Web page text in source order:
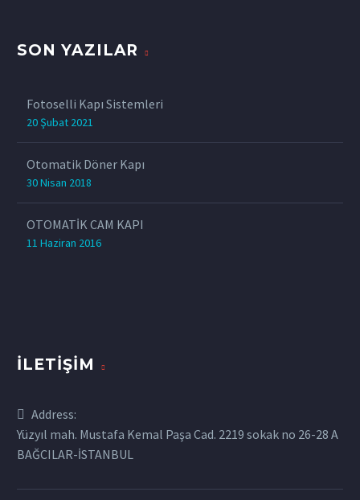
SON YAZILAR
Fotoselli Kapı Sistemleri
20 Şubat 2021
Otomatik Döner Kapı
30 Nisan 2018
OTOMATİK CAM KAPI
11 Haziran 2016
İLETIŞIM
Address:
Yüzyıl mah. Mustafa Kemal Paşa Cad. 2219 sokak no 26-28 A
BAĞCILAR-İSTANBUL